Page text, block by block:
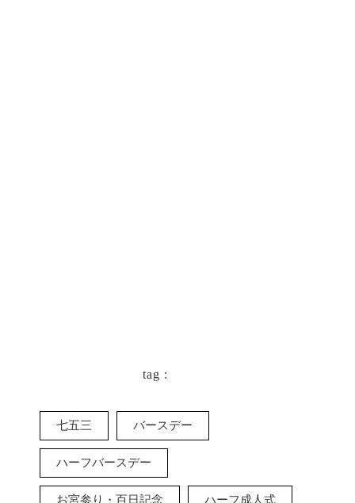
tag :
七五三 バースデー
ハーフバースデー
お宮参り・百日記念 ハーフ成人式